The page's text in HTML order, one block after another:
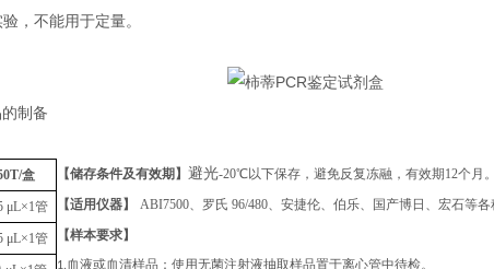
，不能用于定量。
的制备
/盒
μL×1管
μL×1管
【储存条件及有效期】 避光-20℃以下保存，避免反复冻融，有效期12个月。
【适用仪器】
ABI7500、罗氏 96/480、安捷伦、伯乐、国产博日、宏石等各
【样本要求】
1.血液或血清样品：使用无菌注射液抽取样品置于离心管中待检。